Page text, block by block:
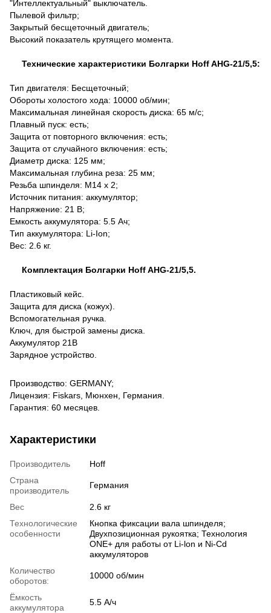
"Интеллектуальный" выключатель.
Пылевой фильтр;
Закрытый бесщеточный двигатель;
Высокий показатель крутящего момента.
Технические характеристики Болгарки Hoff AHG-21/5,5:
Тип двигателя: Бесщеточный;
Обороты холостого хода: 10000 об/мин;
Максимальная линейная скорость диска: 65 м/с;
Плавный пуск: есть;
Защита от повторного включения: есть;
Защита от случайного включения: есть;
Диаметр диска: 125 мм;
Максимальная глубина реза: 25 мм;
Резьба шпинделя: M14 x 2;
Источник питания: аккумулятор;
Напряжение: 21 В;
Емкость аккумулятора: 5.5 Ач;
Тип аккумулятора: Li-Ion;
Вес: 2.6 кг.
Комплектация Болгарки Hoff AHG-21/5,5.
Пластиковый кейс.
Защита для диска (кожух).
Вспомогательная ручка.
Ключ, для быстрой замены диска.
Аккумулятор 21В
Зарядное устройство.
Производство: GERMANY;
Лицензия: Fiskars, Мюнхен, Германия.
Гарантия: 60 месяцев.
Характеристики
Производитель
Hoff
Страна
производитель
Германия
Вес
2.6 кг
Технологические
особенности
Кнопка фиксации вала шпинделя;
Двухпозиционная рукоятка; Технология
ONE+ для работы от Li-lon и Ni-Cd
аккумуляторов
Количество
оборотов:
10000 об/мин
Ёмкость
аккумулятора
5.5 А/ч